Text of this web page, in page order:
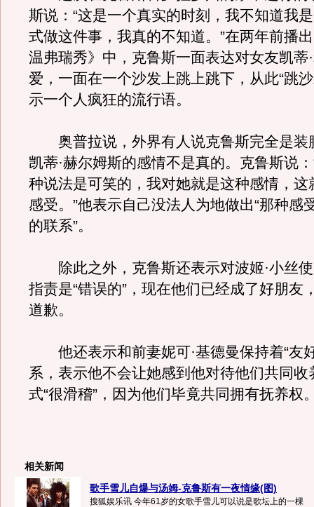
斯说：“这是一个真实的时刻，我不知道我
式做这件事，我真的不知道。”在两年前播
温弗瑞秀》中，克鲁斯一面表达对女友凯蒂
爱，一面在一个沙发上跳上跳下，从此“跳
示一个人疯狂的流行语。
奥普拉说，外界有人说克鲁斯完全是装
凯蒂·赫尔姆斯的感情不是真的。克鲁斯说
种说法是可笑的，我对她就是这种感情，这
感受。”他表示自己没法人为地做出“那种感
的联系”。
除此之外，克鲁斯还表示对波姬·小丝使
指责是“错误的”，现在他们已经成了好朋友
道歉。
他还表示和前妻妮可·基德曼保持着“友
系，表示他不会让她感到他对待他们共同收
式“很滑稽”，因为他们毕竟共同拥有抚养权
相关新闻
歌手雪儿自爆与汤姆-克鲁斯有一夜情缘(图)
搜狐娱乐讯 今年61岁的女歌手雪儿可以说是歌坛上的一棵